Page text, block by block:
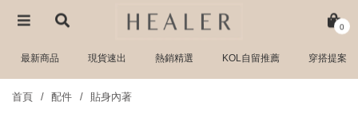
0
最新商品 現貨速出 熱銷精選 KOL自留推薦 穿搭提案
首頁 配件 貼身內著